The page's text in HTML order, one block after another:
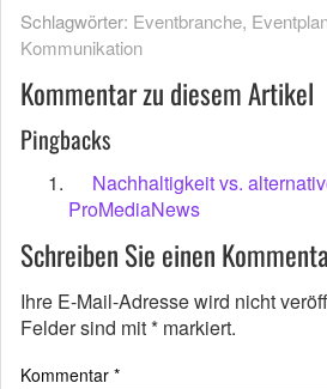
Schlagwörter: Eventbranche,
Kommunikation
Kommentar zu diesem Artikel
Pingbacks
Nachhaltigkeit vs.
ProMediaNews
Schreiben Sie einen
Ihre E-Mail-Adresse wird nicht
Felder sind mit* markiert.
Kommentar *